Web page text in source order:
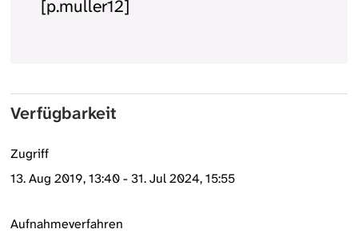
[p.muller12]
Verfügbarkeit
Zugriff
13. Aug 2019, 13:40 - 31. Jul 2024, 15:55
Aufnahmeverfahren